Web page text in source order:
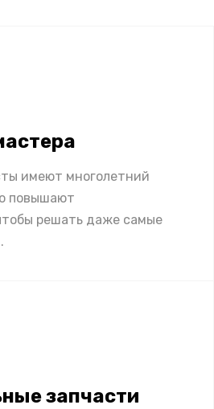
имеют многолетний
повышают
решать даже самые
запчасти